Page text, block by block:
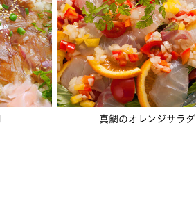
真鯛のオレンジサラダ